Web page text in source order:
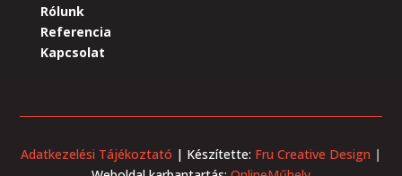
Rólunk
Referencia
Kapcsolat
Adatkezelési Tájékoztató | Készítette: Fru Creative Design |